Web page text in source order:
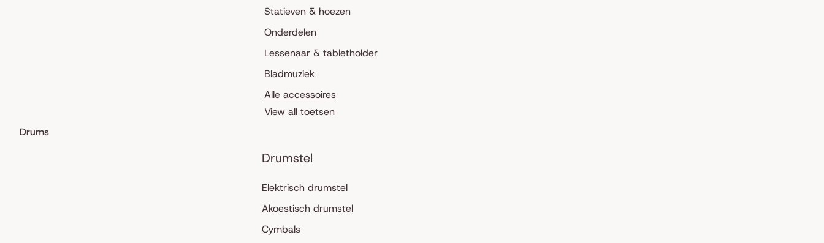
Statieven & hoezen
Onderdelen
Lessenaar & tabletholder
Bladmuziek
Alle accessoires
View all toetsen
Drums
Drumstel
Elektrisch drumstel
Akoestisch drumstel
Cymbals